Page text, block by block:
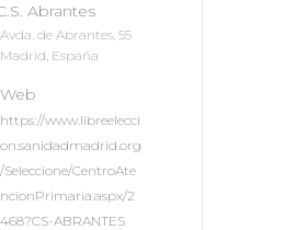
Abrantes
Avda. de Abrantes, 55
Madrid, España
Web
https://www.libreelecci
on.sanidadmadrid.org
/Seleccione/CentroAte
ncionPrimaria.aspx/2
468?CS-ABRANTES